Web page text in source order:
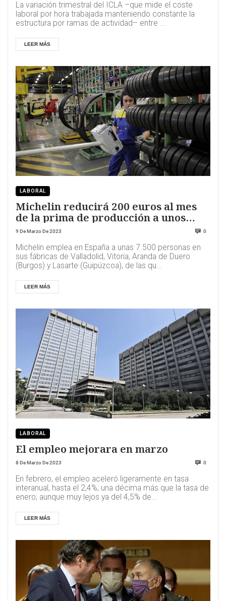
La variación trimestral del ICLA –que mide el coste
laboral por hora trabajada manteniendo constante la
estructura por ramas de actividad– entre ...
LEER MÁS
LABORAL
Michelin reducirá 200 euros al mes
de la prima de producción a unos
5.000 trabajadores
9 De Marzo De 2023 0
Michelin emplea en España a unas 7.500 personas en
sus fábricas de Valladolid, Vitoria, Aranda de Duero
(Burgos) y Lasarte (Guipúzcoa), de las qu...
LEER MÁS
LABORAL
El empleo mejorara en marzo
8 De Marzo De 2023 0
En febrero, el empleo aceleró ligeramente en tasa
interanual, hasta el 2,4%; una décima más que la tasa de
enero; aunque muy lejos ya del 4,5% de...
LEER MÁS